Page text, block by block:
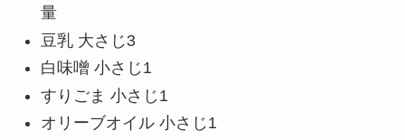
量
豆乳 大さじ3
白味噌 小さじ1
すりごま 小さじ1
オリーブオイル 小さじ1